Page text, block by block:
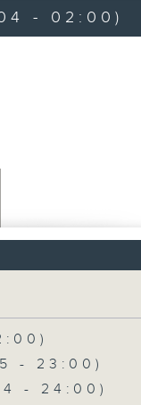
- 02:00)
- 23:00)
- 24:00)